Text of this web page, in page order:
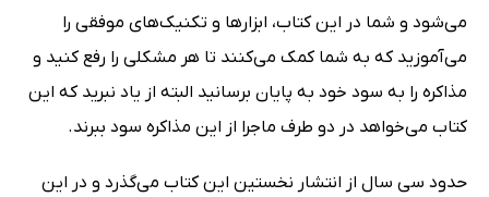
می‌شود و شما در این کتاب، ابزارها و تکنیک‌های موفقی را
می‌آموزید که به شما کمک می‌کنند تا هر مشکلی را رفع کنید و
مذاکره را به سود خود به پایان برسانید البته از یاد نبرید که این
کتاب می‌خواهد در دو طرف ماجرا از این مذاکره سود ببرند.
حدود سی سال از انتشار نخستین این کتاب می‌گذرد و در این